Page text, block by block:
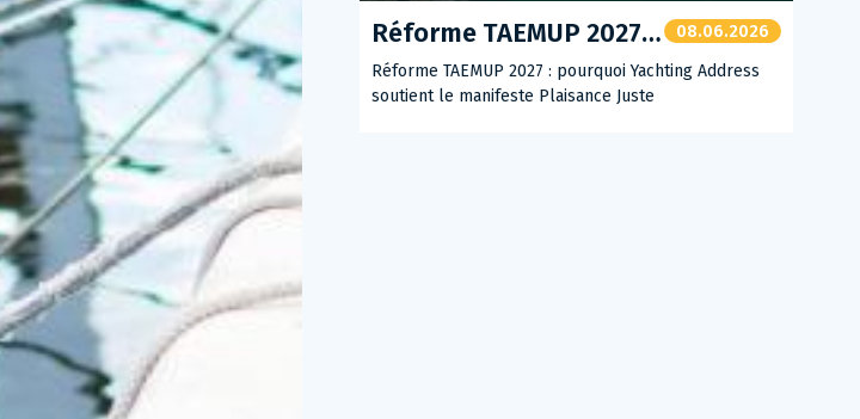
Réforme TAEMUP 2027 : pourquoi Yachting Address soutient le manifeste Plaisance Juste
08.06.2026
Réforme TAEMUP 2027 : pourquoi Yachting Address
soutient le manifeste Plaisance Juste